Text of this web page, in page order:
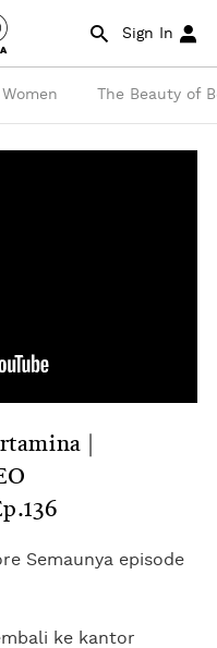
Sign In
The Beauty of
|
Semaunya episode
ke kantor